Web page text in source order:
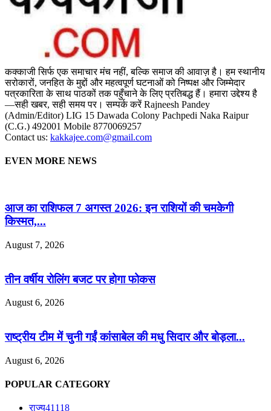
कक्काजी सिर्फ एक समाचार मंच नहीं, बल्कि समाज की आवाज़ है। हम स्थानीय
सरोकारों, जनहित के मुद्दों और महत्वपूर्ण घटनाओं को निष्पक्ष और जिम्मेदार
पत्रकारिता के साथ पाठकों तक पहुँचाने के लिए प्रतिबद्ध हैं। हमारा उद्देश्य है
—सही खबर, सही समय पर। सम्पर्क करें Rajneesh Pandey
(Admin/Editor) LIG 15 Dawada Colony Pachpedi Naka Raipur
(C.G.) 492001 Mobile 8770069257
Contact us: kakkajee.com@gmail.com
EVEN MORE NEWS
आज का राशिफल 7 अगस्त 2026: इन राशियों की चमकेगी
किस्मत,...
August 7, 2026
तीन वर्षीय रोलिंग बजट पर होगा फोकस
August 6, 2026
राष्ट्रीय टीम में चुनी गईं कांसाबेल की मधु सिदार और बोड़ला...
August 6, 2026
POPULAR CATEGORY
राज्य41118